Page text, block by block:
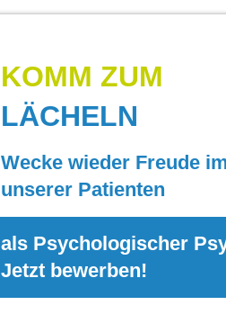
KOMM ZUM
LÄCHELN
Wecke wieder Freude
unserer Patienten
als Psychologischer
Jetzt bewerben!